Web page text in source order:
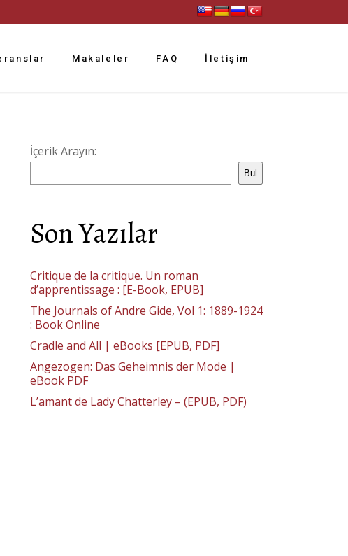
Makaleler FAQ İletişim
İçerik Arayın:
Bul
Son Yazılar
Critique de la critique. Un roman
d’apprentissage : [E-Book, EPUB]
The Journals of Andre Gide, Vol 1: 1889-1924
: Book Online
Cradle and All | eBooks [EPUB, PDF]
Angezogen: Das Geheimnis der Mode |
eBook PDF
L’amant de Lady Chatterley – (EPUB, PDF)